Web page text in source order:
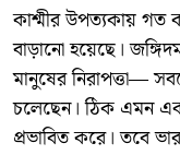
কাশ্মীর উপত্যকায় গত
বাড়ানো হয়েছে।
মানুষের নিরাপত্তা—
চলেছেন। ঠিক এমন
প্রভাবিত করে। তবে